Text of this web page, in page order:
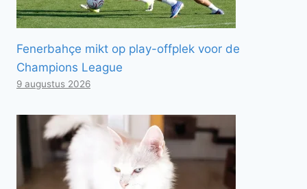
Fenerbahçe mikt op play-offplek voor de
Champions League
9 augustus 2026